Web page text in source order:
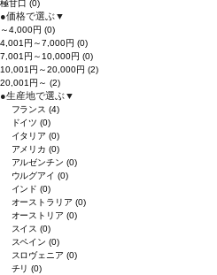
極甘口 (0)
●価格で選ぶ▼
～4,000円 (0)
4,001円～7,000円 (0)
7,001円～10,000円 (0)
10,001円～20,000円 (2)
20,001円～ (2)
●生産地で選ぶ▼
フランス(4)
ドイツ(0)
イタリア(0)
アメリカ(0)
アルゼンチン(0)
ウルグアイ(0)
インド(0)
オーストラリア(0)
オーストリア(0)
スイス(0)
スペイン(0)
スロヴェニア(0)
チリ(0)